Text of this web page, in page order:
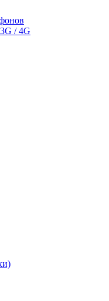
/ 4G